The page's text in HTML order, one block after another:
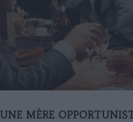
UNE MÈRE